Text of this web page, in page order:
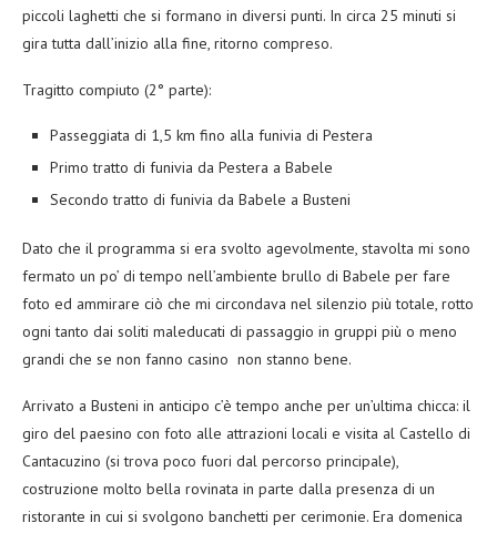
piccoli laghetti che si formano in diversi punti. In circa 25 minuti si
gira tutta dall’inizio alla fine, ritorno compreso.
Tragitto compiuto (2° parte):
Passeggiata di 1,5 km fino alla funivia di Pestera
Primo tratto di funivia da Pestera a Babele
Secondo tratto di funivia da Babele a Busteni
Dato che il programma si era svolto agevolmente, stavolta mi sono
fermato un po’ di tempo nell’ambiente brullo di Babele per fare
foto ed ammirare ciò che mi circondava nel silenzio più totale, rotto
ogni tanto dai soliti maleducati di passaggio in gruppi più o meno
grandi che se non fanno casino non stanno bene.
Arrivato a Busteni in anticipo c’è tempo anche per un’ultima chicca: il
giro del paesino con foto alle attrazioni locali e visita al Castello di
Cantacuzino (si trova poco fuori dal percorso principale),
costruzione molto bella rovinata in parte dalla presenza di un
ristorante in cui si svolgono banchetti per cerimonie. Era domenica